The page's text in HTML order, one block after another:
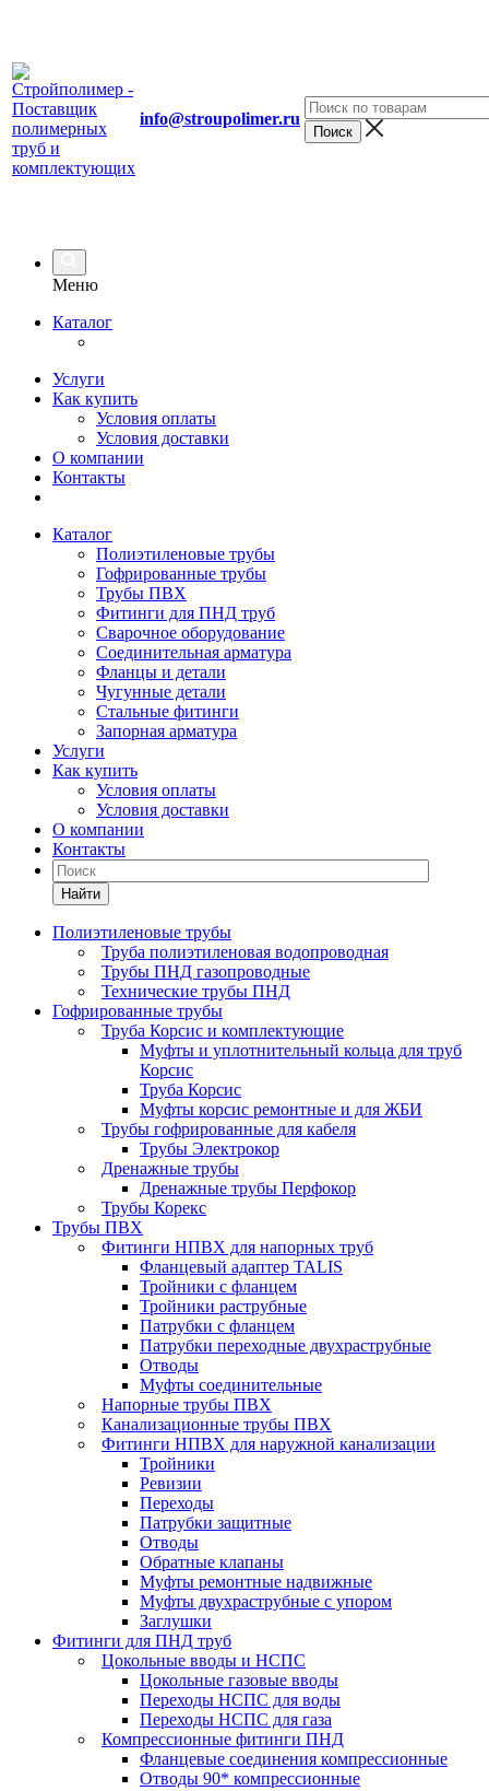
info@stroupolimer.ru
Меню
Каталог
Услуги
Как купить
Условия оплаты
Условия доставки
О компании
Контакты
Каталог
Полиэтиленовые трубы
Гофрированные трубы
Трубы ПВХ
Фитинги для ПНД труб
Сварочное оборудование
Соединительная арматура
Фланцы и детали
Чугунные детали
Стальные фитинги
Запорная арматура
Услуги
Как купить
Условия оплаты
Условия доставки
О компании
Контакты
Найти
Полиэтиленовые трубы
Труба полиэтиленовая водопроводная
Трубы ПНД газопроводные
Технические трубы ПНД
Гофрированные трубы
Труба Корсис и комплектующие
Муфты и уплотнительный кольца для труб
Корсис
Труба Корсис
Муфты корсис ремонтные и для ЖБИ
Трубы гофрированные для кабеля
Трубы Электрокор
Дренажные трубы
Дренажные трубы Перфокор
Трубы Корекс
Трубы ПВХ
Фитинги НПВХ для напорных труб
Фланцевый адаптер TALIS
Тройники с фланцем
Тройники раструбные
Патрубки с фланцем
Патрубки переходные двухраструбные
Отводы
Муфты соединительные
Напорные трубы ПВХ
Канализационные трубы ПВХ
Фитинги НПВХ для наружной канализации
Тройники
Ревизии
Переходы
Патрубки защитные
Отводы
Обратные клапаны
Муфты ремонтные надвижные
Муфты двухраструбные с упором
Заглушки
Фитинги для ПНД труб
Цокольные вводы и НСПС
Цокольные газовые вводы
Переходы НСПС для воды
Переходы НСПС для газа
Компрессионные фитинги ПНД
Фланцевые соединения компрессионные
Отводы 90* компрессионные